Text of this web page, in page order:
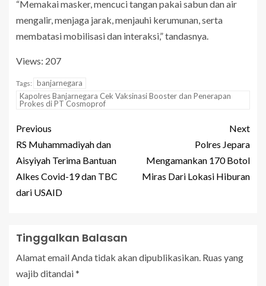
“Memakai masker, mencuci tangan pakai sabun dan air
mengalir, menjaga jarak, menjauhi kerumunan, serta
membatasi mobilisasi dan interaksi,” tandasnya.
Views: 207
Tags: banjarnegara
Kapolres Banjarnegara Cek Vaksinasi Booster dan Penerapan
Prokes di PT Cosmoprof
Previous
RS Muhammadiyah dan
Aisyiyah Terima Bantuan
Alkes Covid-19 dan TBC
dari USAID
Next
Polres Jepara
Mengamankan 170 Botol
Miras Dari Lokasi Hiburan
Tinggalkan Balasan
Alamat email Anda tidak akan dipublikasikan. Ruas yang
wajib ditandai*